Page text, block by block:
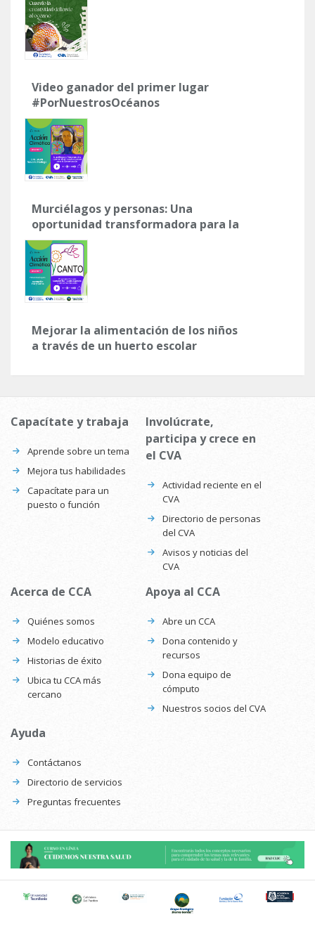
Video ganador del primer lugar
#PorNuestrosOcéanos
Murciélagos y personas: Una
oportunidad transformadora para la
conservación"
Mejorar la alimentación de los niños
a través de un huerto escolar
Capacítate y trabaja
Aprende sobre un tema
Mejora tus habilidades
Capacítate para un
puesto o función
Involúcrate,
participa y crece en
el CVA
Actividad reciente en el
CVA
Directorio de personas
del CVA
Avisos y noticias del
CVA
Acerca de CCA
Quiénes somos
Modelo educativo
Historias de éxito
Ubica tu CCA más
cercano
Apoya al CCA
Abre un CCA
Dona contenido y
recursos
Dona equipo de
cómputo
Nuestros socios del CVA
Ayuda
Contáctanos
Directorio de servicios
Preguntas frecuentes